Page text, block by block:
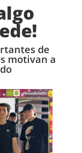
de
motivan a